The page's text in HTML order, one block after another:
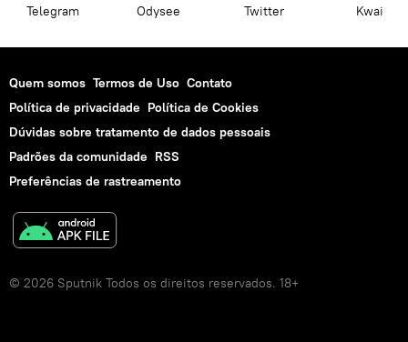
Telegram Odysee Twitter Kwai
Quem somos Termos de Uso Contato
Política de privacidade Política de Cookies
Dúvidas sobre tratamento de dados pessoais
Padrões da comunidade RSS
Preferências de rastreamento
© 2026 Sputnik Todos os direitos reservados. 18+